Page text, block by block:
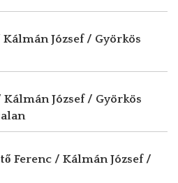
Kálmán József / Györkös
Kálmán József / Györkös
Ferenc / Kálmán József /